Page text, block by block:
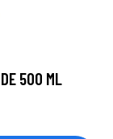
500 ML